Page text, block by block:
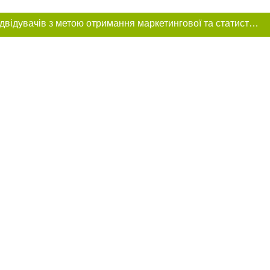
Цей сайт використовує «cookies». Також веб-сайт використовує інтернет-сервіс для збору технічних даних стосовно відвідувачів з метою отримання маркетингової та статистичної інформації. Умови обробки даних відвідувачів сайту див.